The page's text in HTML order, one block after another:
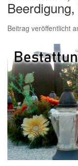
Beitrag veröffentlicht